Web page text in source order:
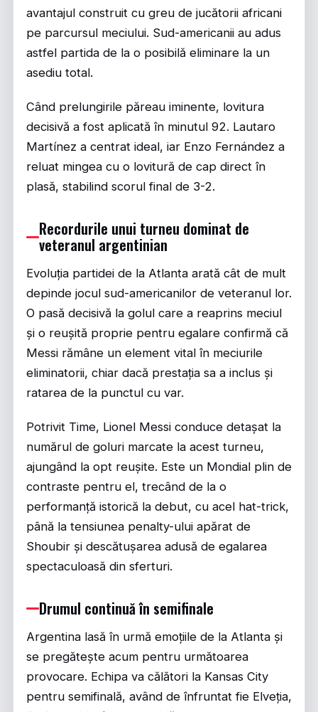
avantajul construit cu greu de jucătorii africani
pe parcursul meciului. Sud-americanii au adus
astfel partida de la o posibilă eliminare la un
asediu total.
Când prelungirile păreau iminente, lovitura
decisivă a fost aplicată în minutul 92. Lautaro
Martínez a centrat ideal, iar Enzo Fernández a
reluat mingea cu o lovitură de cap direct în
plasă, stabilind scorul final de 3-2.
Recordurile unui turneu dominat de
veteranul argentinian
Evoluția partidei de la Atlanta arată cât de mult
depinde jocul sud-americanilor de veteranul lor.
O pasă decisivă la golul care a reaprins meciul
și o reușită proprie pentru egalare confirmă că
Messi rămâne un element vital în meciurile
eliminatorii, chiar dacă prestația sa a inclus și
ratarea de la punctul cu var.
Potrivit Time, Lionel Messi conduce detașat la
numărul de goluri marcate la acest turneu,
ajungând la opt reușite. Este un Mondial plin de
contraste pentru el, trecând de la o
performanță istorică la debut, cu acel hat-trick,
până la tensiunea penalty-ului apărat de
Shoubir și descătușarea adusă de egalarea
spectaculoasă din sferturi.
Drumul continuă în semifinale
Argentina lasă în urmă emoțiile de la Atlanta și
se pregătește acum pentru următoarea
provocare. Echipa va călători la Kansas City
pentru semifinală, având de înfruntat fie Elveția,